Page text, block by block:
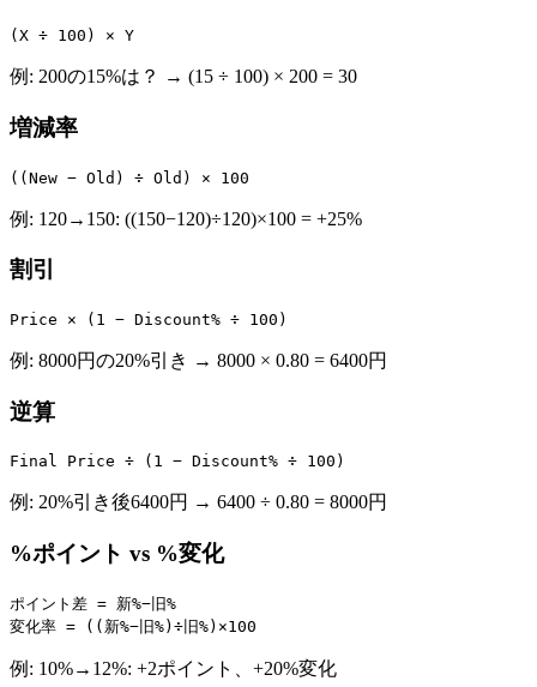
(X ÷ 100) × Y
例: 200の15%は？ → (15 ÷ 100) × 200 = 30
増減率
((New − Old) ÷ Old) × 100
例: 120→150: ((150−120)÷120)×100 = +25%
割引
Price × (1 − Discount% ÷ 100)
例: 8000円の20%引き → 8000 × 0.80 = 6400円
逆算
Final Price ÷ (1 − Discount% ÷ 100)
例: 20%引き後6400円 → 6400 ÷ 0.80 = 8000円
%ポイント vs %変化
ポイント差 = 新%−旧%
変化率 = ((新%−旧%)÷旧%)×100
例: 10%→12%: +2ポイント、+20%変化